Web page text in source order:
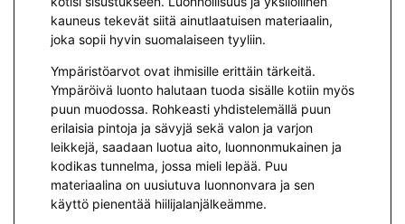
kauneus tekevät siitä ainutlaatuisen materiaalin,
joka sopii hyvin suomalaiseen tyyliin.
Ympäristöarvot ovat ihmisille erittäin tärkeitä.
Ympäröivä luonto halutaan tuoda sisälle kotiin myös
puun muodossa. Rohkeasti yhdistelemällä puun
erilaisia pintoja ja sävyjä sekä valon ja varjon
leikkejä, saadaan luotua aito, luonnonmukainen ja
kodikas tunnelma, jossa mieli lepää. Puu
materiaalina on uusiutuva luonnonvara ja sen
käyttö pienentää hiilijalanjälkeämme.